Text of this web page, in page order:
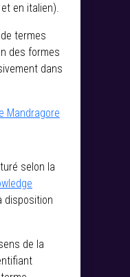
en italien).
termes
des formes
dans
Mandragore
selon la
disposition
de la